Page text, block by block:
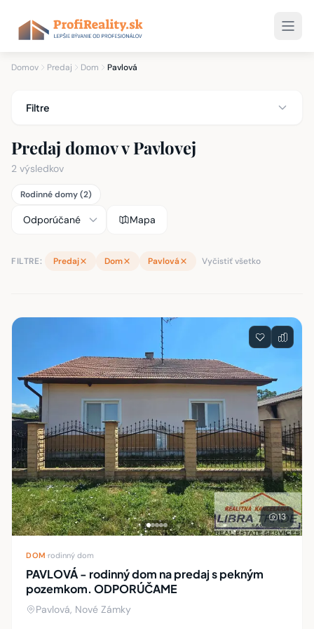
Domov Predaj Dom Pavlová
Filtre
Predaj domov v Pavlovej
2 výsledkov
Rodinné domy (2)
Mapa
FILTRE: Predaj Dom Pavlová Vyčistiť všetko
Zoznam nehnuteľností
13
DOM rodinný dom
PAVLOVÁ - rodinný dom na predaj s pekným
pozemkom. ODPORÚČAME
Pavlová, Nové Zámky